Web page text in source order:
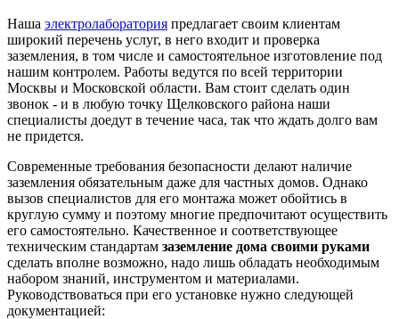
Наша электролаборатория предлагает своим клиентам
широкий перечень услуг, в него входит и проверка
заземления, в том числе и самостоятельное изготовление под
нашим контролем. Работы ведутся по всей территории
Москвы и Московской области. Вам стоит сделать один
звонок - и в любую точку Щелковского района наши
специалисты доедут в течение часа, так что ждать долго вам
не придется.
Современные требования безопасности делают наличие
заземления обязательным даже для частных домов. Однако
вызов специалистов для его монтажа может обойтись в
круглую сумму и поэтому многие предпочитают осуществить
его самостоятельно. Качественное и соответствующее
техническим стандартам заземление дома своими руками
сделать вполне возможно, надо лишь обладать необходимым
набором знаний, инструментом и материалами.
Руководствоваться при его установке нужно следующей
документацией: